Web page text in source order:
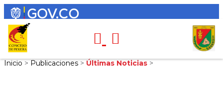
Inicio > Publicaciones > Últimas Noticias >